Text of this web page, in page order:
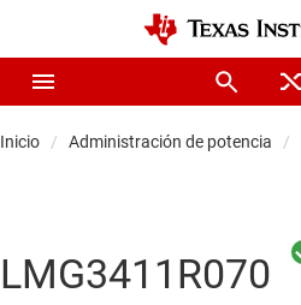
Inicio Administración de potencia
LMG3411R070